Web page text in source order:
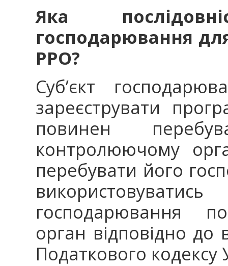
Яка
господарювання
РРО?
Суб’єкт
зареєструвати
повинен
контролюючому
перебувати його
господарювання
орган відповідно до
Податкового кодексу